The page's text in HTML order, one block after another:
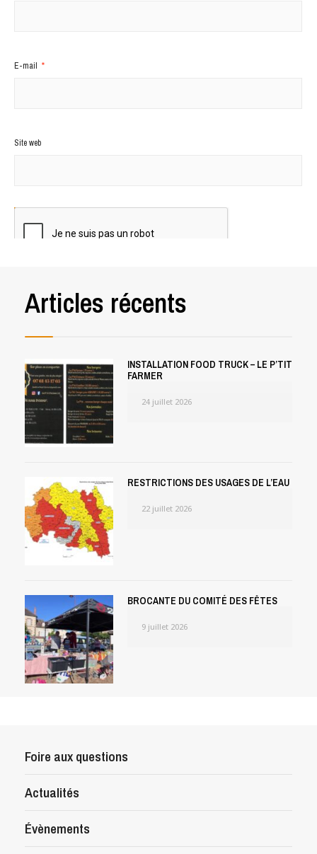
E-mail *
Site web
Articles récents
INSTALLATION FOOD TRUCK – LE P’TIT
FARMER
24 juillet 2026
RESTRICTIONS DES USAGES DE L’EAU
22 juillet 2026
BROCANTE DU COMITÉ DES FÊTES
9 juillet 2026
Foire aux questions
Actualités
Évènements